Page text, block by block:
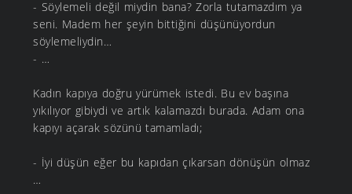
- Söylemeli değil miydin bana? Zorla tutamazdım ya
seni. Madem her şeyin bittiğini düşünüyordun
söylemeliydin…
- …
Kadın kapıya doğru yürümek istedi. Bu ev başına
yıkılıyor gibiydi ve artık kalamazdı burada. Adam ona
kapıyı açarak sözünü tamamladı;
- İyi düşün eğer bu kapıdan çıkarsan dönüşün olmaz
…